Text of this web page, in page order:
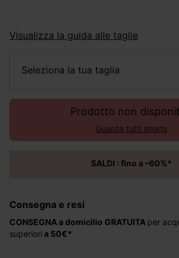
Visualizza la guida alle taglie
seleziona la tua taglia
Prodotto non
Guarda tutti shorts
SALDI : fino a –60%*
Consegna e resi
CONSEGNA a domicilio GRATUITA per
superiori a 50€*